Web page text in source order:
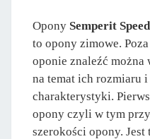
Opony Semperit
to opony zimowe.
oponie znaleźć
na temat ich rozmiaru i
charakterystyki.
opony czyli w tym
szerokości opony. Jest